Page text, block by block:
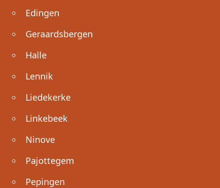
Edingen
Geraardsbergen
Halle
Lennik
Liedekerke
Linkebeek
Ninove
Pajottegem
Pepingen